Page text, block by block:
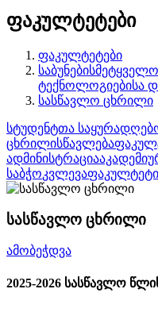
ფაკულტეტები
ფაკულტეტები
ტექნოლოგიებისა
სასწავლო ცხრილი
სტუდენტთა
ცხრილისწავლება
ადმინისტრაცია
საბჭოკვლევა
სასწავლო ცხრილი
ამობეჭდვა
2025-2026 სასწავლო